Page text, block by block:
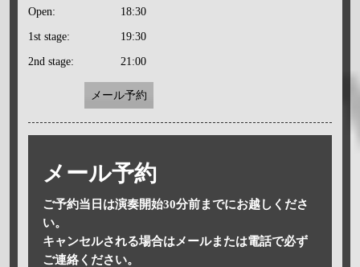
Open: 18:30
1st stage: 19:30
2nd stage: 21:00
メール予約
メール予約
ご予約当日は演奏開始30分前までにお越しくださ
い。
キャンセルされる場合はメールまたは電話で必ず
ご連絡ください。